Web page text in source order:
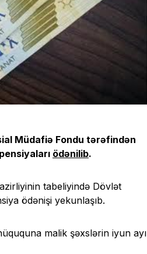
Müdafiə Fondu tərəfindən
ödənilib.
tabeliyində Dövlət
ödənişi yekunlaşıb.
malik şəxslərin iyun ayı